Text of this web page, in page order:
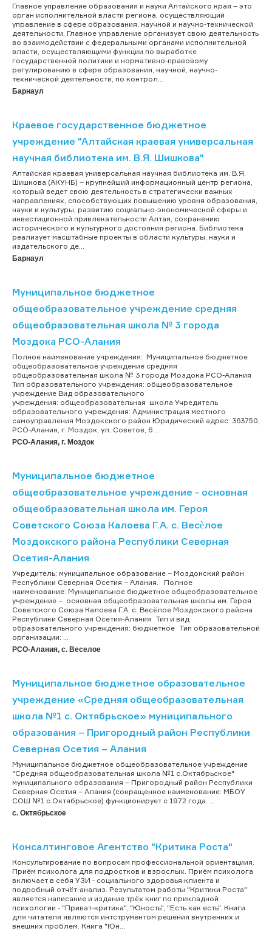
Главное управление образования и науки Алтайского края – это
орган исполнительной власти региона, осуществляющий
управление в сфере образования, научной и научно-технической
деятельности. Главное управление организует свою деятельность
во взаимодействии с федеральными органами исполнительной
власти, осуществляющими функции по выработке
государственной политики и нормативно-правовому
регулированию в сфере образования, научной, научно-
технической деятельности, по контрол...
Барнаул
Краевое государственное бюджетное
учреждение "Алтайская краевая универсальная
научная библиотека им. В.Я. Шишкова"
Алтайская краевая универсальная научная библиотека им. В.Я.
Шишкова (АКУНБ) – крупнейший информационный центр региона,
который ведет свою деятельность в стратегически важных
направлениях, способствующих повышению уровня образования,
науки и культуры, развитию социально-экономической сферы и
инвестиционной привлекательности Алтая, сохранению
исторического и культурного достояния региона. Библиотека
реализует масштабные проекты в области культуры, науки и
издательского де...
Барнаул
Муниципальное бюджетное
общеобразовательное учреждение средняя
общеобразовательная школа № 3 города
Моздока РСО-Алания
Полное наименование учреждения: Муниципальное бюджетное
общеобразовательное учреждение средняя
общеобразовательная школа № 3 города Моздока РСО-Алания
Тип образовательного учреждения: общеобразовательное
учреждение Вид образовательного
учреждения: общеобразовательная школа Учредитель
образовательного учреждения: Администрация местного
самоуправления Моздокского район Юридический адрес: 363750,
РСО-Алания, г. Моздок, ул. Советов, 6 ...
РСО-Алания, г. Моздок
Муниципальное бюджетное
общеобразовательное учреждение - основная
общеобразовательная школа им. Героя
Советского Союза Калоева Г.А. с. Весѐлое
Моздокского района Республики Северная
Осетия-Алания
Учредитель: муниципальное образование – Моздокский район
Республики Северная Осетия – Алания. Полное
наименование: Муниципальное бюджетное общеобразовательное
учреждение – основная общеобразовательная школы им. Героя
Советского Союза Калоева Г.А. с. Весёлое Моздокского района
Республики Северная Осетия-Алания Тип и вид
образовательного учреждения: бюджетное Тип образовательной
организации: ...
РСО-Алания, с. Веселое
Муниципальное бюджетное образовательное
учреждение «Средняя общеобразовательная
школа №1 с. Октябрьское» муниципального
образования – Пригородный район Республики
Северная Осетия – Алания
Муниципальное бюджетное общеобразовательное учреждение
"Средняя общеобразовательная школа №1 с.Октябрьское"
муниципального образования – Пригородный район Республики
Северная Осетия – Алания (сокращенное наименование: МБОУ
СОШ №1 с.Октябрьское) функционирует с 1972 года. ...
с. Октябрьское
Консалтинговое Агентство "Критика Роста"
Консультирование по вопросам профессиональной ориентациия.
Приём психолога для подростков и взрослых. Приём психолога
включает в себя УЗИ - социального здоровья клиента и
подробный отчёт-анализ. Результатом работы "Критики Роста"
является написание и издание трёх книг по прикладной
психологии - "Приват-критика", "Юность", "Есть как есть". Книги
для читателя являются интструментом решения внутренних и
внешних проблем. Книга "Юн...